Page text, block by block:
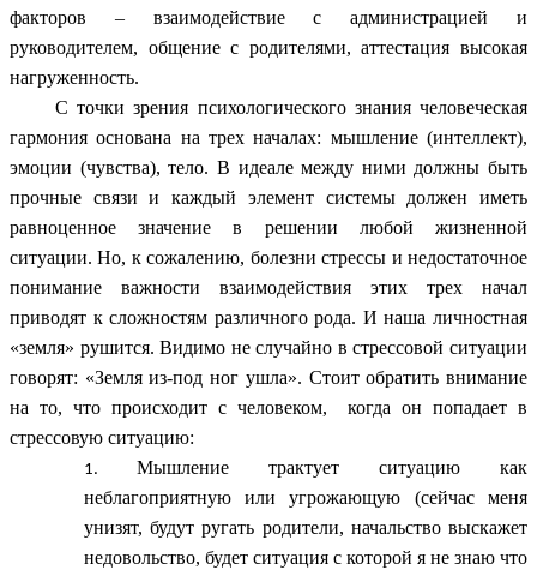
факторов – взаимодействие с администрацией и
руководителем, общение с родителями, аттестация высокая
нагруженность.
С точки зрения психологического знания человеческая
гармония основана на трех началах: мышление (интеллект),
эмоции (чувства), тело. В идеале между ними должны быть
прочные связи и каждый элемент системы должен иметь
равноценное значение в решении любой жизненной
ситуации. Но, к сожалению, болезни стрессы и недостаточное
понимание важности взаимодействия этих трех начал
приводят к сложностям различного рода. И наша личностная
«земля» рушится. Видимо не случайно в стрессовой ситуации
говорят: «Земля из-под ног ушла». Стоит обратить внимание
на то, что происходит с человеком, когда он попадает в
стрессовую ситуацию:
Мышление трактует ситуацию как
неблагоприятную или угрожающую (сейчас меня
унизят, будут ругать родители, начальство выскажет
недовольство, будет ситуация с которой я не знаю что